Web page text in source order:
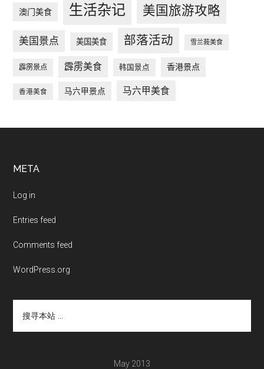
澳门美食 生活杂记 美国旅游攻略
美国景点 美国美食 部落活动 雪兰莪美食
霹雳景点 霹雳美食 韩国景点 香港景点
香港美食 马六甲景点 马六甲美食
Footer
META
Log in
Entries feed
Comments feed
WordPress.org
本
May 2013